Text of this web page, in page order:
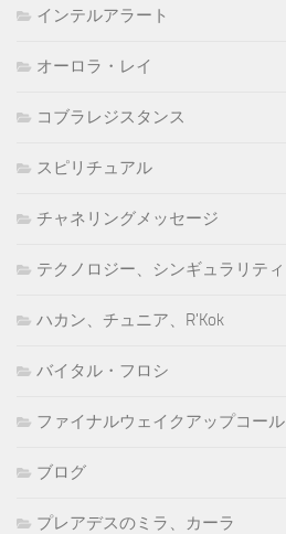
インテルアラート
オーロラ・レイ
コブラレジスタンス
スピリチュアル
チャネリングメッセージ
テクノロジー、シンギュラリティ
ハカン、チュニア、R'Kok
バイタル・フロシ
ファイナルウェイクアップコール
ブログ
プレアデスのミラ、カーラ